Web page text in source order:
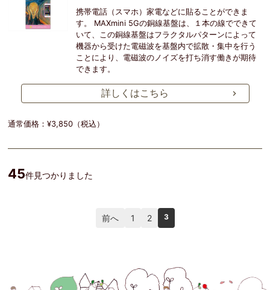
携帯電話（スマホ）家電などに貼ることができま
す。 MAXmini 5Gの銅線基盤は、１本の線でできて
いて、この銅線基盤はフラクタルパターンによって
機器から受けた電磁波を基盤内で拡散・集中を行う
ことにより、電磁波のノイズを打ち消す働きが期待
できます。
詳しくはこちら
通常価格：¥3,850（税込）
45件見つかりました
前へ 1 2 3